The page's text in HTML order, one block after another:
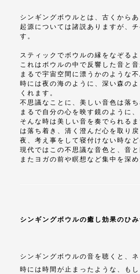
シンギングボウルとは、古くからあ
起源については諸説ありますが、
す。
スティックでボウルの縁をなぞる
これはボウルの中で反響した音と
まるで宇宙空間に漂うかのような不
時には夜の海のように、深い森の
くれます。
不思議なことに、美しい音色は落
まるで自分の心を映す鏡のように
そんな時は美しい音を奏でられる
は落ち着き、清く澄んだ心を取り
夜、考え事をして寝付けない時な
現代ではこの不思議な音色と、音
またヨガの前や瞑想など集中を深
シンギングボウルの癒し効果のひ
シンギングボウルの音を聴くと、
時には時間が止まったような、も